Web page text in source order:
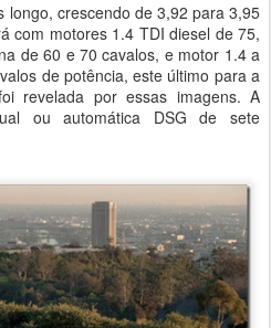
longo, crescendo de 3,92 para 3,95
com motores 1.4 TDI diesel de 75,
de 60 e 70 cavalos, e motor 1.4 a
de potência, este último para a
revelada por essas imagens. A
ou automática DSG de sete